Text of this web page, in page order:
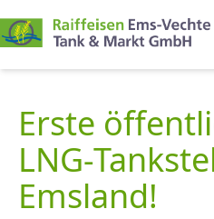
Erste
LNG-
Emsland!